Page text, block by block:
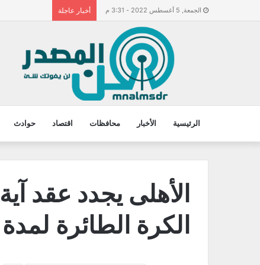
الجمعة, 5 أغسطس 2022 - 3:31 م أخبار عاجلة
الرئيسية الأخبار محافظات اقتصاد حوادث
الأهلى يجدد عقد
الكرة الطائرة لمدة 4 مواسم